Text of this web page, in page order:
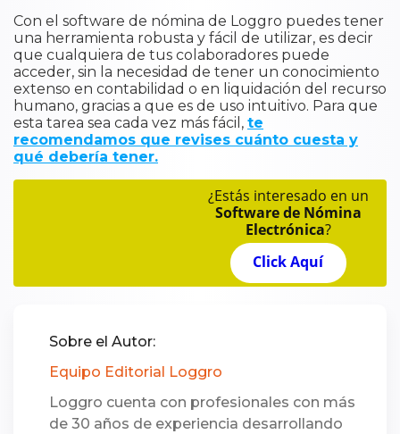
Con el software de nómina de Loggro puedes tener
una herramienta robusta y fácil de utilizar, es decir
que cualquiera de tus colaboradores puede
acceder, sin la necesidad de tener un conocimiento
extenso en contabilidad o en liquidación del recurso
humano, gracias a que es de uso intuitivo. Para que
esta tarea sea cada vez más fácil, te
recomendamos que revises cuánto cuesta y
qué debería tener.
¿Estás interesado en un
Software de Nómina
Electrónica?
Click Aquí
Sobre el Autor:
Equipo Editorial Loggro
Loggro cuenta con profesionales con más
de 30 años de experiencia desarrollando